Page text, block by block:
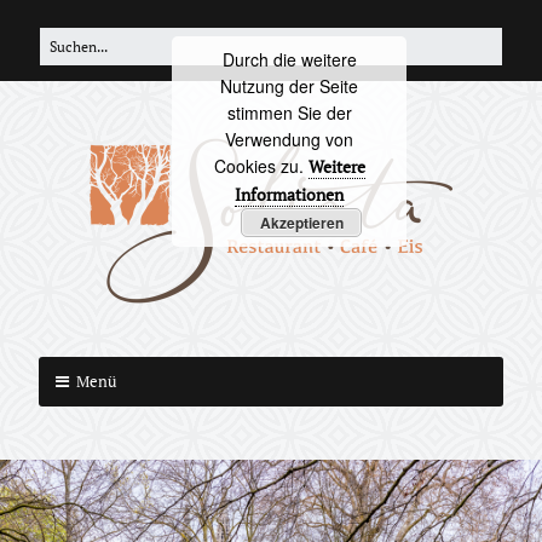
Inhalt
springen
Search
for:
S
o
l
i
Menü
Durch die weitere
Nutzung der Seite
stimmen Sie der
Verwendung von
Cookies zu. Weitere
Informationen
Akzeptieren